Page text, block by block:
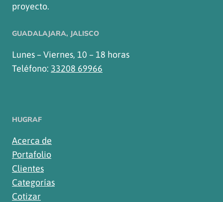
proyecto.
GUADALAJARA, JALISCO
Lunes – Viernes, 10 – 18 horas
Teléfono: 33208 69966
HUGRAF
Acerca de
Portafolio
Clientes
Categorías
Cotizar